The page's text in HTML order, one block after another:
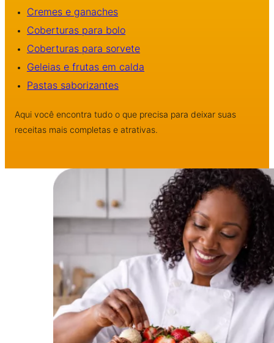
Cremes e ganaches
Coberturas para bolo
Coberturas para sorvete
Geleias e frutas em calda
Pastas saborizantes
Aqui você encontra tudo o que precisa para deixar suas
receitas mais completas e atrativas.